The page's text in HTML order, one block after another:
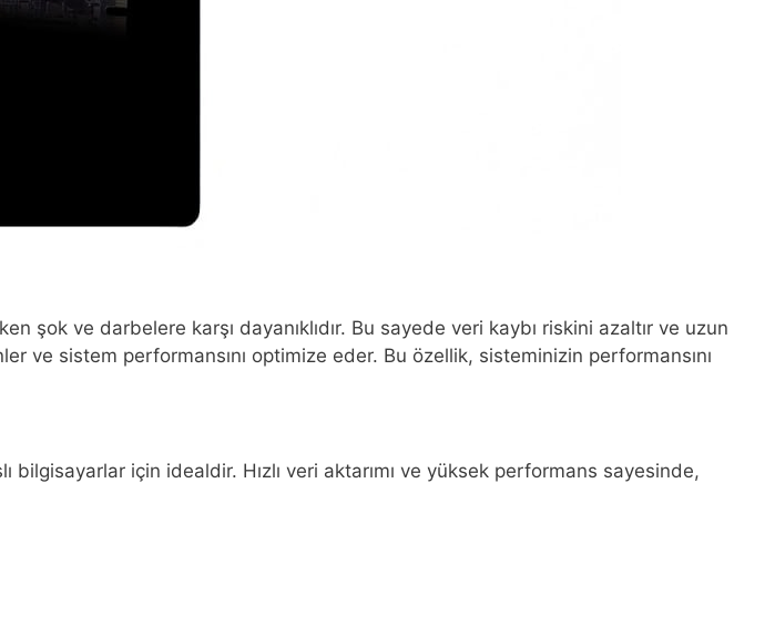
şok ve darbelere karşı dayanıklıdır. Bu sayede veri kaybı riskini azaltır ve uzun
ve sistem performansını optimize eder. Bu özellik, sisteminizin performansını
için idealdir. Hızlı veri aktarımı ve yüksek performans sayesinde,